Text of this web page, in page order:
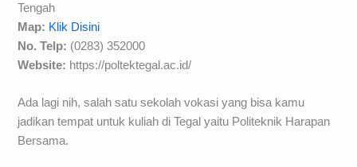
Tengah
Map: Klik Disini
No. Telp: (0283) 352000
Website: https://poltektegal.ac.id/
Ada lagi nih, salah satu sekolah vokasi yang bisa kamu
jadikan tempat untuk kuliah di Tegal yaitu Politeknik Harapan
Bersama.